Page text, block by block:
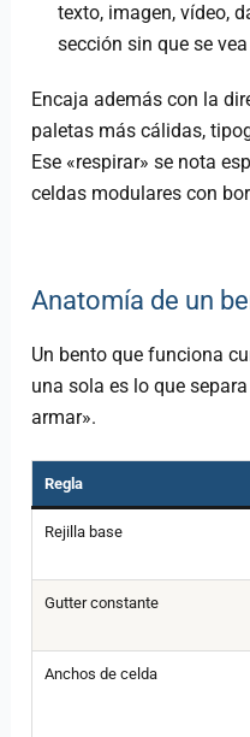
texto, imagen, vídeo,
sección sin que se
Encaja además con la
paletas más cálidas,
Ese «respirar» se nota
celdas modulares con
Anatomía de un
Un bento que funciona
una sola es lo que
armar».
Regla
Rejilla base
Gutter constante
Anchos de celda